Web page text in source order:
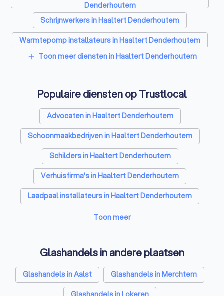
Denderhoutem
Schrijnwerkers in Haaltert Denderhoutem
Warmtepomp installateurs in Haaltert Denderhoutem
Badkamer installateurs in Haaltert Denderhoutem
Klusjesmannen in Haaltert Denderhoutem
add Toon meer diensten in Haaltert Denderhoutem
Populaire diensten op Trustlocal
Advocaten in Haaltert Denderhoutem
Schoonmaakbedrijven in Haaltert Denderhoutem
Schilders in Haaltert Denderhoutem
Verhuisfirma's in Haaltert Denderhoutem
Laadpaal installateurs in Haaltert Denderhoutem
Airco installateurs in Haaltert Denderhoutem
Dakwerkers in Haaltert Denderhoutem
Zonnepanelen-installateurs in Haaltert
Denderhoutem
Toon meer
Glashandels in andere plaatsen
Glashandels in Aalst
Glashandels in Merchtem